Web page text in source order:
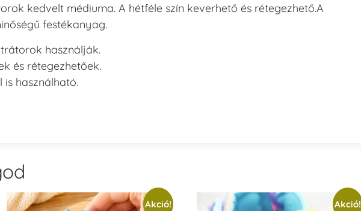
kedvelt médiuma. A hétféle szín keverhető és rétegezhető.A
festékanyag.
használják.
és rétegezhetőek.
használható.
Akció! Akció!